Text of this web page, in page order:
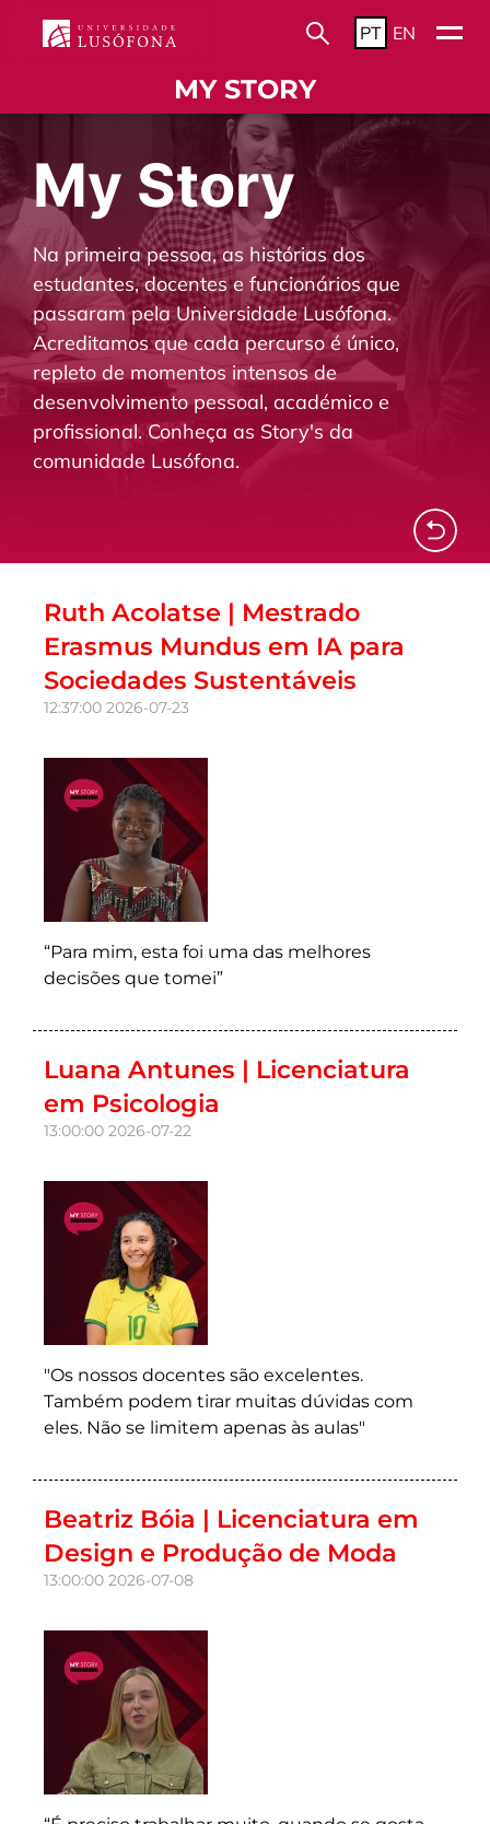
PT EN
MY STORY
My Story
Na primeira pessoa, as histórias dos
estudantes, docentes e funcionários que
passaram pela Universidade Lusófona.
Acreditamos que cada percurso é único,
repleto de momentos intensos de
desenvolvimento pessoal, académico e
profissional. Conheça as Story's da
comunidade Lusófona.
Ruth Acolatse | Mestrado
Erasmus Mundus em IA para
Sociedades Sustentáveis
12:37:00 2026-07-23
“Para mim, esta foi uma das melhores
decisões que tomei”
Luana Antunes | Licenciatura
em Psicologia
13:00:00 2026-07-22
"Os nossos docentes são excelentes.
Também podem tirar muitas dúvidas com
eles. Não se limitem apenas às aulas"
Beatriz Bóia | Licenciatura em
Design e Produção de Moda
13:00:00 2026-07-08